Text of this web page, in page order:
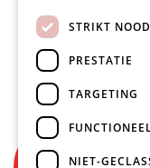
STRIKT
PRESTATIE
TARGETING
NIET-